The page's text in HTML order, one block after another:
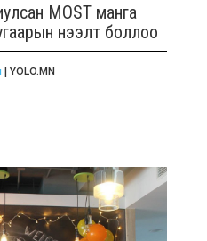
MOST манга
нээлт боллоо
| YOLO.MN